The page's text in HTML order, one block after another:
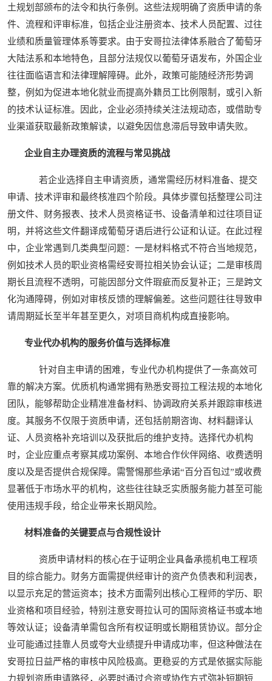
土规划部颁布的法令和执行条例。这些法规明确了资质申请的条
件、流程和评审标准，包括企业注册资本、技术人员配置、过往
业绩和质量管理体系等要求。由于安哥拉法律体系融合了葡萄牙
大陆法系和本地特色，且部分法规仅以葡萄牙语发布，外国企业
往往面临语言和法律理解障碍。此外，政策可能随经济形势调
整，例如为促进本地化就业而提高外籍员工比例限制，或引入新
的技术认证标准。因此，企业必须持续关注法规动态，或借助专
业渠道获取最新政策解读，以避免因信息滞后导致申请失败。
企业自主办理资质的流程与常见挑战
若企业选择自主申请资质，通常需经历材料准备、提交
申请、技术评审和最终核准四个阶段。具体步骤包括整理公司注
册文件、财务报表、技术人员资格证书、设备清单和过往项目证
明，并将这些文件翻译成葡萄牙语后进行公证和认证。在此过程
中，企业常遇到几类典型问题：一是材料格式不符合当地规范，
例如技术人员的职业资格需经安哥拉相关协会认证；二是审核周
期长且流程不透明，可能因部分文件瑕疵而反复补正；三是跨文
化沟通障碍，例如对审核反馈的理解偏差。这些问题往往导致申
请周期延长至半年甚至更久，对项目商机构成直接影响。
专业代办机构的服务价值与选择标准
针对自主申请的困难，专业代办机构提供了一条高效可
靠的解决方案。优质机构通常拥有熟悉安哥拉工程法规的本地化
团队，能够帮助企业精准准备材料、协调政府关系并跟踪审核进
度。其服务不仅限于资质申请，还包括前期咨询、材料翻译认
证、人员资格补充培训以及获批后的维护支持。选择代办机构
时，企业应重点考察其成功案例、本地合作伙伴网络、收费透明
度以及是否提供合规保障。需警惕那些承诺“百分百包过”或收费
显著低于市场水平的机构，这些往往缺乏实质服务能力甚至可能
使用违规手段，给企业带来长期风险。
材料准备的关键要点与合规性设计
资质申请材料的核心在于证明企业具备承揽机电工程项
目的综合能力。财务方面需提供经审计的资产负债表和利润表，
以显示充足的营运资本；技术方面需列出核心工程师的学历、职
业资格和项目经验，特别注意安哥拉认可的国际资格证书或本地
等效认证；设备清单需包含所有权证明或长期租赁协议。部分企
业可能通过挂靠人员或夸大业绩提升申请成功率，但这种做法在
安哥拉日益严格的审核中风险极高。更稳妥的方式是依据实际能
力规划资质申请路径，必要时通过合资或协作方式弥补短期短